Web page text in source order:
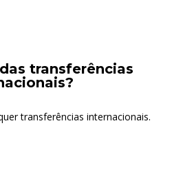
transferências
transferências internacionais.